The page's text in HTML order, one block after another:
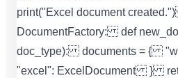
print("Excel document
DocumentFactory: def
doc_type): documents = {
"excel": ExcelDocument }